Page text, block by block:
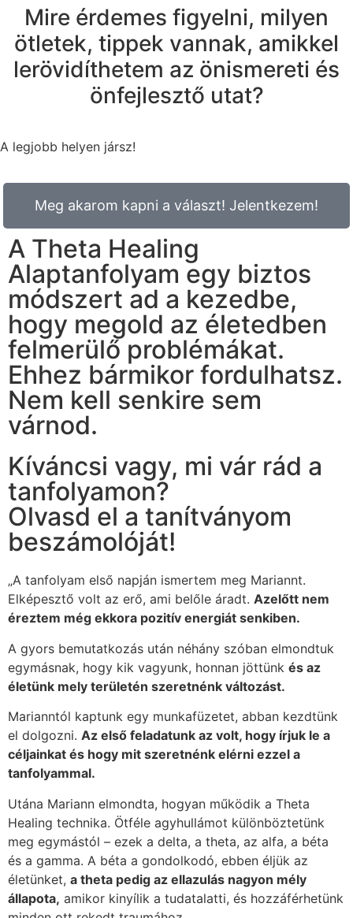
Mire érdemes figyelni, milyen
ötletek, tippek vannak, amikkel
lerövidíthetem az önismereti és
önfejlesztő utat?
A legjobb helyen jársz!
Meg akarom kapni a választ! Jelentkezem!
A Theta Healing
Alaptanfolyam egy biztos
módszert ad a kezedbe,
hogy megold az életedben
felmerülő problémákat.
Ehhez bármikor fordulhatsz.
Nem kell senkire sem
várnod.
Kíváncsi vagy, mi vár rád a
tanfolyamon?
Olvasd el a tanítványom
beszámolóját!
„A tanfolyam első napján ismertem meg Mariannt.
Elképesztő volt az erő, ami belőle áradt. Azelőtt nem
éreztem még ekkora pozitív energiát senkiben.
A gyors bemutatkozás után néhány szóban elmondtuk
egymásnak, hogy kik vagyunk, honnan jöttünk és az
életünk mely területén szeretnénk változást.
Marianntól kaptunk egy munkafüzetet, abban kezdtünk
el dolgozni. Az első feladatunk az volt, hogy írjuk le a
céljainkat és hogy mit szeretnénk elérni ezzel a
tanfolyammal.
Utána Mariann elmondta, hogyan működik a Theta
Healing technika. Ötféle agyhullámot különböztetünk
meg egymástól – ezek a delta, a theta, az alfa, a béta
és a gamma. A béta a gondolkodó, ebben éljük az
életünket, a theta pedig az ellazulás nagyon mély
állapota, amikor kinyílik a tudatalatti, és hozzáférhetünk